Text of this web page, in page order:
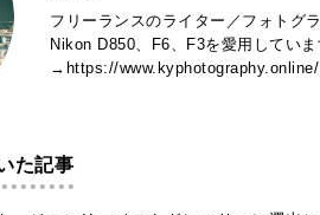
フリーランスのライター／フォトグ
Nikon D850、F6、F3を愛用してい
→https://www.kyphotography.online/
た記事